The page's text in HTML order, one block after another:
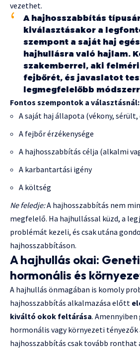
vezethet.
A hajhosszabbítás
kiválasztásakor a
szempont a saját haj
hajhullásra való hajlam.
szakemberrel, aki felméri
fejbőrét, és javaslatot
legmegfelelőbb
Fontos szempontok a választásnál:
A saját haj állapota (vékony, sérült,
A fejbőr érzékenysége
A hajhosszabbítás célja (alkalmi
A karbantartási igény
A költség
Ne feledje:A hajhosszabbítás nem
megfelelő. Ha hajhullással küzd, a
problémát kezeli, és csak utána
hajhosszabbításon.
A hajhullás okai:
hormonális és
A hajhullás önmagában is komoly
hajhosszabbítás alkalmazása előtt
kiváltó okok feltárása.
hormonális vagy környezeti
hajhosszabbítás csak tovább ronthat